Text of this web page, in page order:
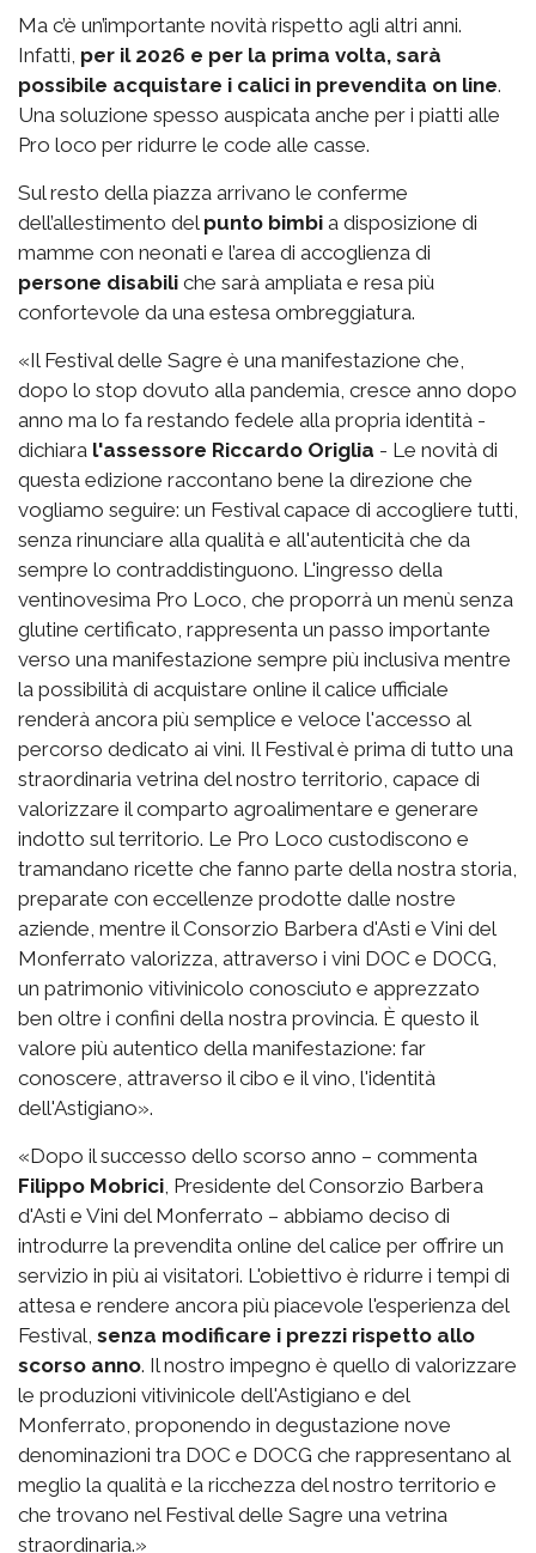
Ma c’è un’importante novità rispetto agli altri anni.
Infatti, per il 2026 e per la prima volta, sarà
possibile acquistare i calici in prevendita on line.
Una soluzione spesso auspicata anche per i piatti alle
Pro loco per ridurre le code alle casse.
Sul resto della piazza arrivano le conferme
dell’allestimento del punto bimbi a disposizione di
mamme con neonati e l’area di accoglienza di
persone disabili che sarà ampliata e resa più
confortevole da una estesa ombreggiatura.
«Il Festival delle Sagre è una manifestazione che,
dopo lo stop dovuto alla pandemia, cresce anno dopo
anno ma lo fa restando fedele alla propria identità -
dichiara l'assessore Riccardo Origlia - Le novità di
questa edizione raccontano bene la direzione che
vogliamo seguire: un Festival capace di accogliere tutti,
senza rinunciare alla qualità e all'autenticità che da
sempre lo contraddistinguono. L'ingresso della
ventinovesima Pro Loco, che proporrà un menù senza
glutine certificato, rappresenta un passo importante
verso una manifestazione sempre più inclusiva mentre
la possibilità di acquistare online il calice ufficiale
renderà ancora più semplice e veloce l'accesso al
percorso dedicato ai vini. Il Festival è prima di tutto una
straordinaria vetrina del nostro territorio, capace di
valorizzare il comparto agroalimentare e generare
indotto sul territorio. Le Pro Loco custodiscono e
tramandano ricette che fanno parte della nostra storia,
preparate con eccellenze prodotte dalle nostre
aziende, mentre il Consorzio Barbera d'Asti e Vini del
Monferrato valorizza, attraverso i vini DOC e DOCG,
un patrimonio vitivinicolo conosciuto e apprezzato
ben oltre i confini della nostra provincia. È questo il
valore più autentico della manifestazione: far
conoscere, attraverso il cibo e il vino, l'identità
dell'Astigiano».
«Dopo il successo dello scorso anno – commenta
Filippo Mobrici, Presidente del Consorzio Barbera
d'Asti e Vini del Monferrato – abbiamo deciso di
introdurre la prevendita online del calice per offrire un
servizio in più ai visitatori. L'obiettivo è ridurre i tempi di
attesa e rendere ancora più piacevole l'esperienza del
Festival, senza modificare i prezzi rispetto allo
scorso anno. Il nostro impegno è quello di valorizzare
le produzioni vitivinicole dell'Astigiano e del
Monferrato, proponendo in degustazione nove
denominazioni tra DOC e DOCG che rappresentano al
meglio la qualità e la ricchezza del nostro territorio e
che trovano nel Festival delle Sagre una vetrina
straordinaria.»